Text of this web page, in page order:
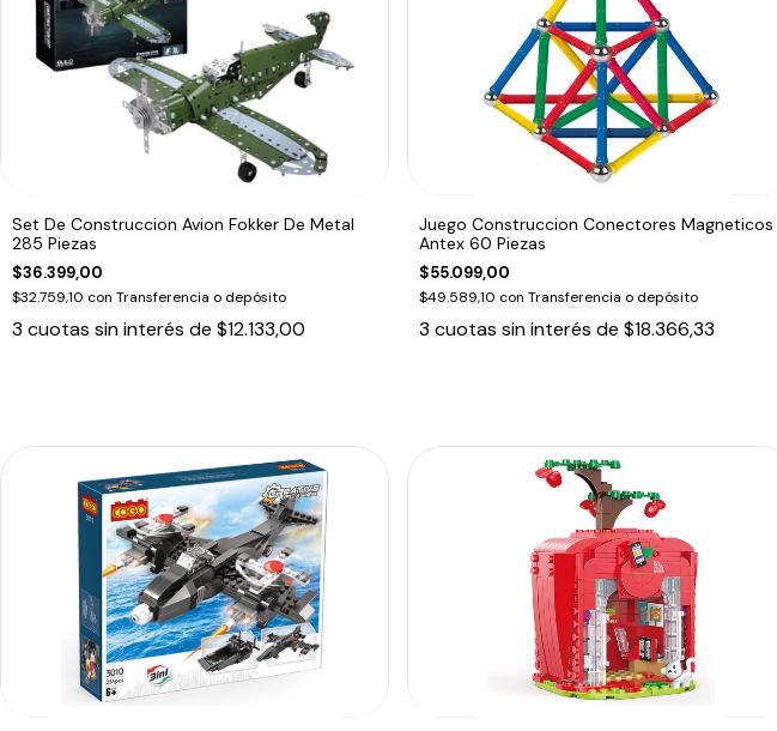
Set De Construccion Avion Fokker De Metal
285 Piezas
$36.399,00
$32.759,10 con Transferencia o depósito
3 cuotas sin interés de $12.133,00
Juego Construccion Conectores Magneticos
Antex 60 Piezas
$55.099,00
$49.589,10 con Transferencia o depósito
3 cuotas sin interés de $18.366,33